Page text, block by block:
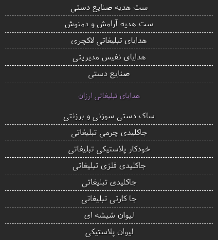
ست هدیه صنایع دستی
ست هدیه آرامش و دمنوش
هدایای تبلیغاتی لاکچری
هدایای نفیس مدیریتی
صنایع دستی
هدایای تبلیغاتی ارزان
ساک دستی سوزنی و برزنتی
جاکلیدی چرمی تبلیغاتی
خودکار پلاستیکی تبلیغاتی
جاکلیدی فلزی تبلیغاتی
جاکلیدی تبلیغاتی
جا کارتی تبلیغاتی
لیوان شیشه ای
لیوان پلاستیکی